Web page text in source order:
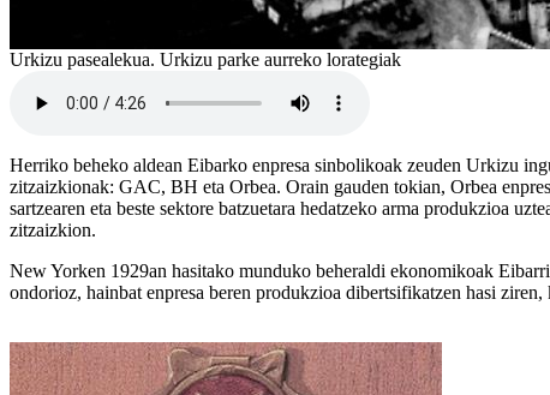
Urkizu pasealekua. Urkizu parke aurreko lorategiak
Herriko beheko aldean Eibarko enpresa sinbolikoak zeuden Urkizu
zitzaizkionak: GAC, BH eta Orbea. Orain gauden tokian, Orbea
sartzearen eta beste sektore batzuetara hedatzeko arma produkzioa
zitzaizkion.
New Yorken 1929an hasitako munduko beheraldi ekonomikoak
ondorioz, hainbat enpresa beren produkzioa dibertsifikatzen hasi